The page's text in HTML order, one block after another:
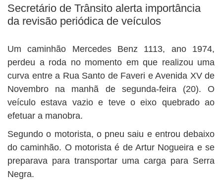
CONTATO
BUSCAR
Secretário de Trânsito alerta importância
da revisão periódica de veículos
Um caminhão Mercedes Benz 1113, ano 1974,
perdeu a roda no momento em que realizou uma
curva entre a Rua Santo de Faveri e Avenida XV de
Novembro na manhã de segunda-feira (20). O
veículo estava vazio e teve o eixo quebrado ao
efetuar a manobra.
Segundo o motorista, o pneu saiu e entrou debaixo
do caminhão. O motorista é de Artur Nogueira e se
preparava para transportar uma carga para Serra
Negra.